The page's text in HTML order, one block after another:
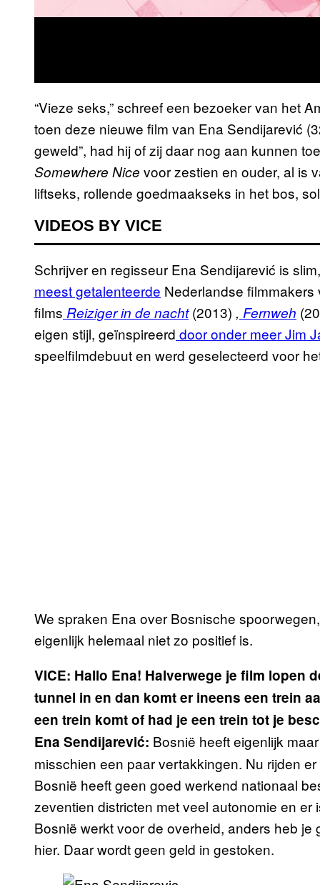
“Vieze seks,” schreef een bezoeker van het
toen deze nieuwe film van Ena Sendijarević
geweld”, had hij of zij daar nog aan kunnen
Somewhere Nice voor zestien en ouder, al is
liftseks, rollende goedmaakseks in het bos,
VIDEOS BY VICE
Schrijver en regisseur Ena Sendijarević is
meest getalenteerde Nederlandse
films Reiziger in de nacht(2013) , Fernweh
eigen stijl, geïnspireerd door onder meer Jim
speelfilmdebuut en werd geselecteerd voor
We spraken Ena over Bosnische
eigenlijk helemaal niet zo positief is.
VICE: Hallo Ena! Halverwege je film lopen
tunnel in en dan komt er ineens een trein
een trein komt of had je een trein tot je
Ena Sendijarević: Bosnië heeft eigenlijk
misschien een paar vertakkingen. Nu rijden
Bosnië heeft geen goed werkend nationaal
zeventien districten met veel autonomie en
Bosnië werkt voor de overheid, anders heb
hier. Daar wordt geen geld in gestoken.